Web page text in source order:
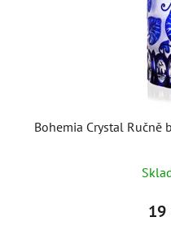
Bohemia Crystal Ručně
19